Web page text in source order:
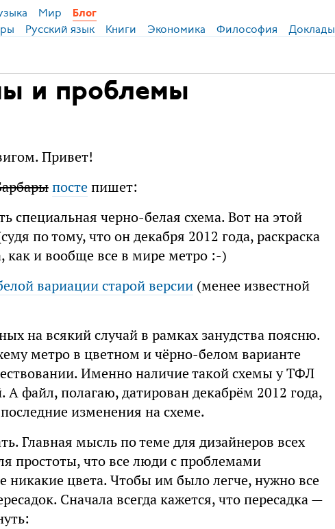
Мир
Блог
Русский язык Книги Экономика Философия Доклады
и проблемы
Привет!
постепишет:
специальная черно-белая схема. Вот на этой
по тому, что он декабря 2012 года, раскраска
и вообще все в мире метро :-)
вариации старой версии(менее известной
на всякий случай в рамках занудства поясню.
метро в цветном и чёрно-белом варианте
Именно наличие такой схемы у ТФЛ
А файл, полагаю, датирован декабрём 2012 года,
изменения на схеме.
Главная мысль по теме для дизайнеров всех
простоты, что все люди с проблемами
никакие цвета. Чтобы им было легче, нужно все
Сначала всегда кажется, что пересадка —